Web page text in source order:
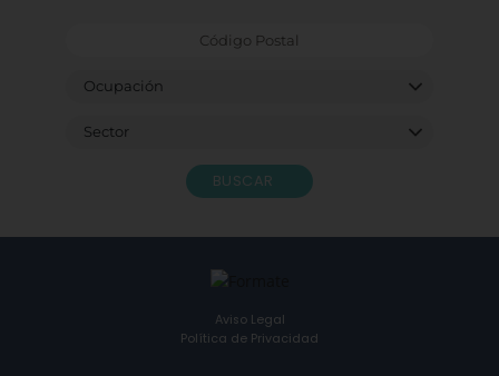
BUSCAR
Aviso Legal
Política de Privacidad